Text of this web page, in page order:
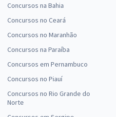
Concursos na Bahia
Concursos no Ceará
Concursos no Maranhão
Concursos na Paraíba
Concursos em Pernambuco
Concursos no Piauí
Concursos no Rio Grande do
Norte